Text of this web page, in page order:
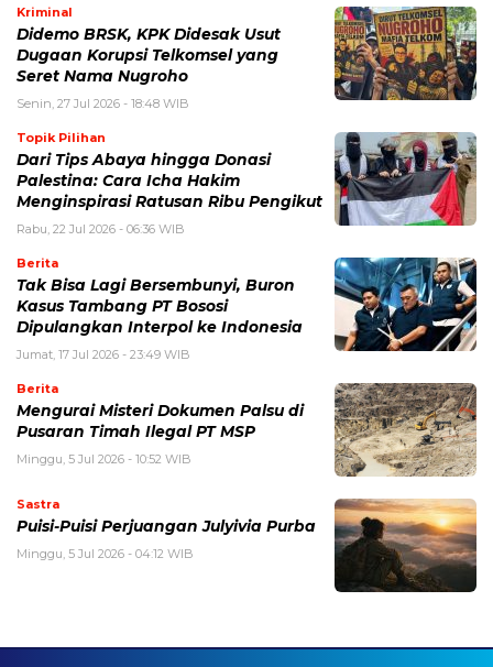
Kriminal
Didemo BRSK, KPK Didesak Usut
Dugaan Korupsi Telkomsel yang
Seret Nama Nugroho
Senin, 27 Jul 2026 - 18:48 WIB
Topik Pilihan
Dari Tips Abaya hingga Donasi
Palestina: Cara Icha Hakim
Menginspirasi Ratusan Ribu Pengikut
Rabu, 22 Jul 2026 - 06:36 WIB
Berita
Tak Bisa Lagi Bersembunyi, Buron
Kasus Tambang PT Bososi
Dipulangkan Interpol ke Indonesia
Jumat, 17 Jul 2026 - 23:49 WIB
Berita
Mengurai Misteri Dokumen Palsu di
Pusaran Timah Ilegal PT MSP
Minggu, 5 Jul 2026 - 10:52 WIB
Sastra
Puisi-Puisi Perjuangan Julyivia Purba
Minggu, 5 Jul 2026 - 04:12 WIB